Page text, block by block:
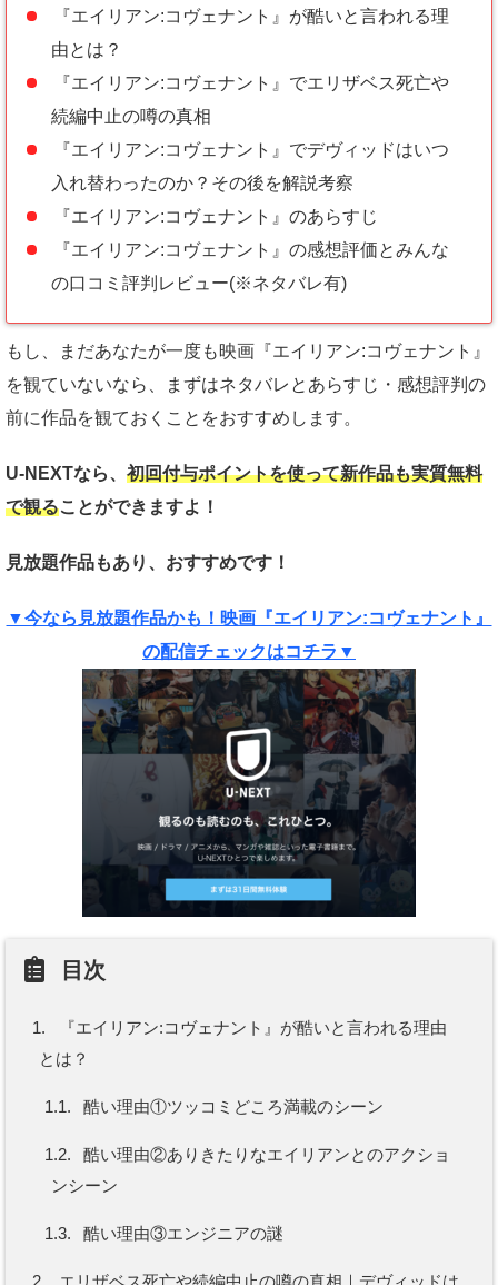
『エイリアン:コヴェナント』が酷いと言われる理
由とは？
『エイリアン:コヴェナント』でエリザベス死亡や
続編中止の噂の真相
『エイリアン:コヴェナント』でデヴィッドはいつ
入れ替わったのか？その後を解説考察
『エイリアン:コヴェナント』のあらすじ
『エイリアン:コヴェナント』の感想評価とみんな
の口コミ評判レビュー(※ネタバレ有)
もし、まだあなたが一度も映画『エイリアン:コヴェナント』
を観ていないなら、まずはネタバレとあらすじ・感想評判の
前に作品を観ておくことをおすすめします。
U-NEXTなら、 初回付与ポイントを使って新作品も実質無料
で観ることができますよ！
見放題作品もあり、おすすめです！
▼今なら見放題作品かも！映画『エイリアン:コヴェナント』
の配信チェックはコチラ▼
目次
1.
『エイリアン:コヴェナント』が酷いと言われる理由
とは？
1.1. 酷い理由①ツッコミどころ満載のシーン
1.2.
酷い理由②ありきたりなエイリアンとのアクショ
ンシーン
1.3. 酷い理由③エンジニアの謎